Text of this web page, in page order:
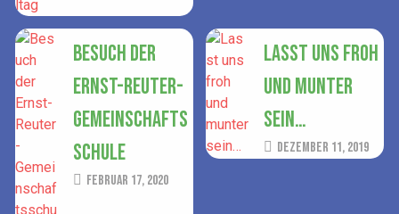
Besuch der
Ernst-Reuter-
Gemeinschafts
schule
Februar 17, 2020
Lasst uns froh
und munter
sein…
Dezember 11, 2019